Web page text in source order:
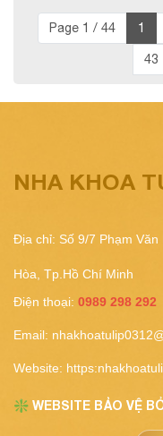
Page 1 / 44 1
43
NHA KHOA
Địa chỉ: Số 9/7 Phạm
Hòa, Tp.Hồ Chí Minh
Điện thoại: 0989 298 292
Email:
Website:
❇️ WEBSITE BẢO VỆ